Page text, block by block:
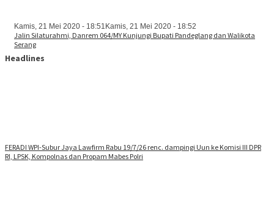
Kamis, 21 Mei 2020 - 18:51 Kamis, 21 Mei 2020 - 18:52
Jalin Silaturahmi, Danrem 064/MY Kunjungi Bupati Pandeglang dan Walikota
Serang
Headlines
FERADI WPI-Subur Jaya Lawfirm Rabu 19/7/26 renc. dampingi Uun ke Komisi III DPR
RI, LPSK, Kompolnas dan Propam Mabes Polri